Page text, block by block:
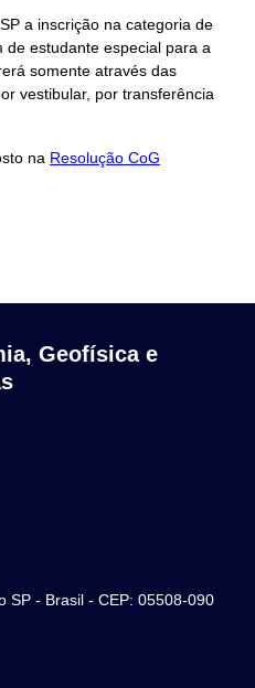
a inscrição na categoria de
de estudante especial para a
somente através das
vestibular, por transferência
na Resolução CoG
Geofísica e
SP - Brasil - CEP: 05508-090